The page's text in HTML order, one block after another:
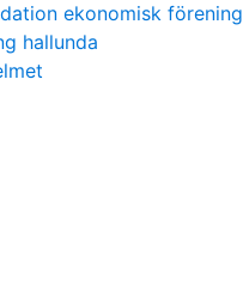
ekonomisk förening
hallunda